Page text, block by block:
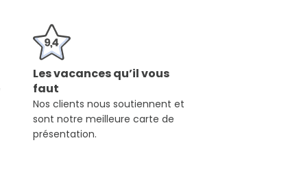
Les vacances qu’il vous
faut
Nos clients nous soutiennent et
sont notre meilleure carte de
présentation.